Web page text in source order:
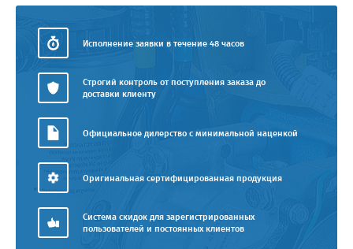
Исполнение заявки в течение 48 часов
Строгий контроль от поступления заказа до
доставки клиенту
Официальное дилерство с минимальной наценкой
Оригинальная сертифицированная продукция
Система скидок для зарегистрированных
пользователей и постоянных клиентов